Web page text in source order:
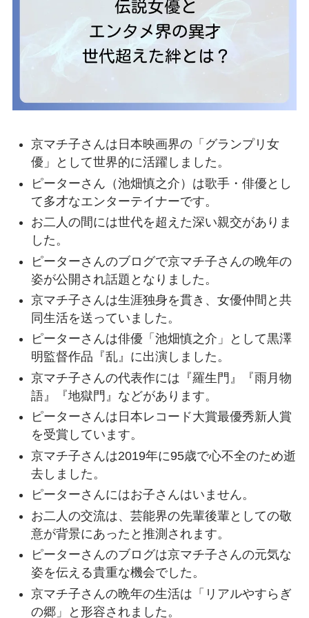
京マチ子さんは日本映画界の「グランプリ女
優」として世界的に活躍しました。
ピーターさん（池畑慎之介）は歌手・俳優とし
て多才なエンターテイナーです。
お二人の間には世代を超えた深い親交がありま
した。
ピーターさんのブログで京マチ子さんの晩年の
姿が公開され話題となりました。
京マチ子さんは生涯独身を貫き、女優仲間と共
同生活を送っていました。
ピーターさんは俳優「池畑慎之介」として黒澤
明監督作品『乱』に出演しました。
京マチ子さんの代表作には『羅生門』『雨月物
語』『地獄門』などがあります。
ピーターさんは日本レコード大賞最優秀新人賞
を受賞しています。
京マチ子さんは2019年に95歳で心不全のため逝
去しました。
ピーターさんにはお子さんはいません。
お二人の交流は、芸能界の先輩後輩としての敬
意が背景にあったと推測されます。
ピーターさんのブログは京マチ子さんの元気な
姿を伝える貴重な機会でした。
京マチ子さんの晩年の生活は「リアルやすらぎ
の郷」と形容されました。